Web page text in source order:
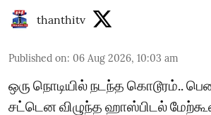
thanthitv
Published on: 06 Aug 2026, 10:03 am
ஒரு நொடியில் நடந்த கொடூரம்..
சட்டென விழுந்த ஹாஸ்பிடல்